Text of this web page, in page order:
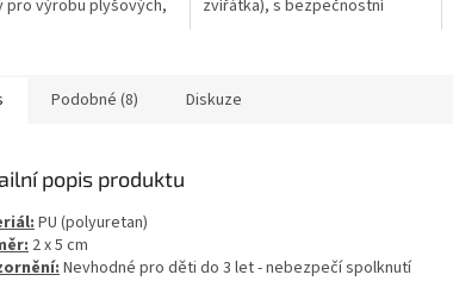
pro výrobu plyšových,
zvířátka), s bezpečnostní
Podobné (8) Diskuze
popis produktu
PU (polyuretan)
2 x 5 cm
Nevhodné pro děti do 3 let - nebezpečí spolknutí